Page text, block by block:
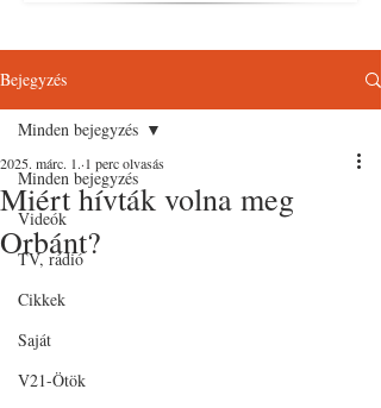
Bejegyzés
Minden bejegyzés
Videók
TV, rádió
Cikkek
Saját
V21-Ötök
Minden bejegyzés
Miért hívták volna meg
Orbánt?
2025. márc. 1. 1 perc olvasás